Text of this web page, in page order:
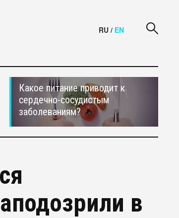
RU / EN
Какое питание приводит к
сердечно-сосудистым
заболеваниям?
в